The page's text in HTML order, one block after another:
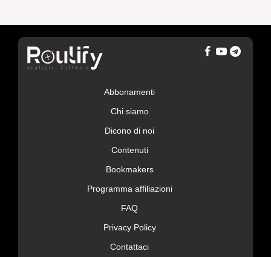
Abbonamenti
Chi siamo
Dicono di noi
Contenuti
Bookmakers
Programma affiliazioni
FAQ
Privacy Policy
Contattaci